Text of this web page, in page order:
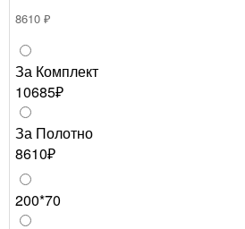
8610 ₽
За Комплект
10685₽
За Полотно
8610₽
200*70